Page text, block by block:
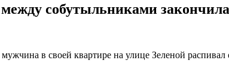
собутыльниками
в своей квартире на улице Зеленой